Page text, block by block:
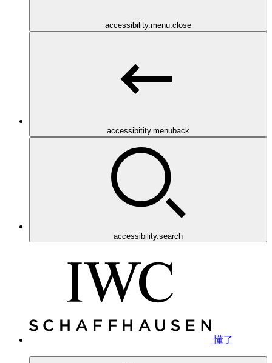
accessibility.menu.close
accessibitity.menuback
accessibility.search
懂了